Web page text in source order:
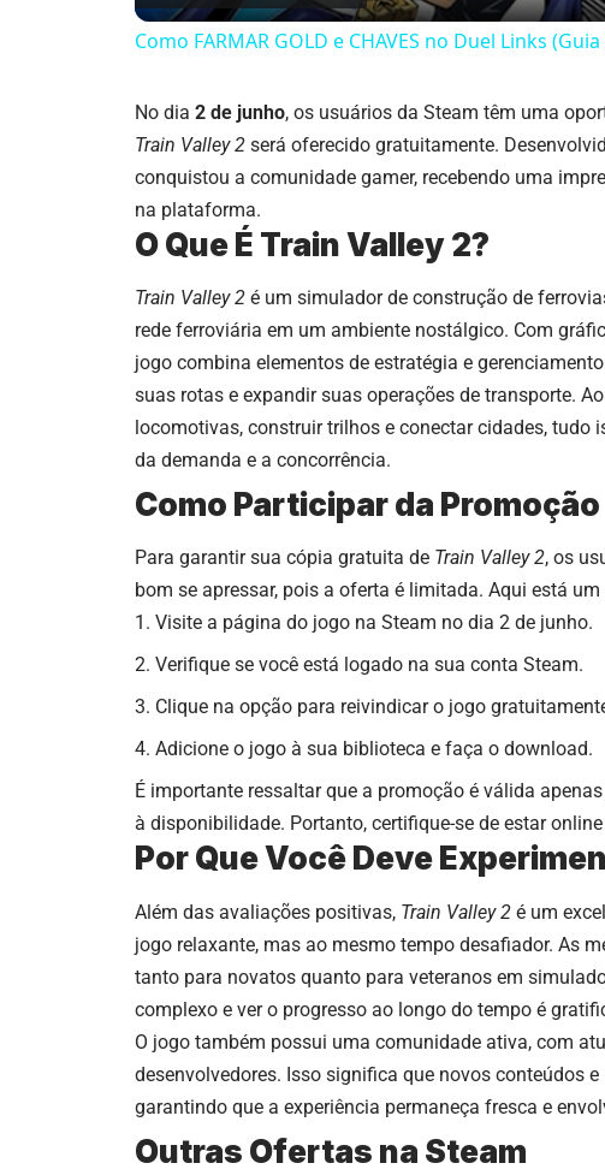
Como FARMAR GOLD e CHAVES no Duel Links
No dia 2 de junho, os usuários da Steam têm uma
Train Valley 2 será oferecido gratuitamente.
conquistou a comunidade gamer, recebendo uma
na plataforma.
O Que É Train Valley 2?
Train Valley 2 é um simulador de construção de
rede ferroviária em um ambiente nostálgico. Com
jogo combina elementos de estratégia e
suas rotas e expandir suas operações de transporte.
locomotivas, construir trilhos e conectar cidades,
da demanda e a concorrência.
Como Participar da Promoção
Para garantir sua cópia gratuita de Train Valley 2, os
bom se apressar, pois a oferta é limitada. Aqui está
Visite a página do jogo na Steam no dia 2 de junho.
Verifique se você está logado na sua conta Steam.
Clique na opção para reivindicar o jogo
Adicione o jogo à sua biblioteca e faça o download.
É importante ressaltar que a promoção é válida
à disponibilidade. Portanto, certifique-se de estar
Por Que Você Deve
Além das avaliações positivas, Train Valley 2 é um
jogo relaxante, mas ao mesmo tempo desafiador. As
tanto para novatos quanto para veteranos em
complexo e ver o progresso ao longo do tempo é
O jogo também possui uma comunidade ativa, com
desenvolvedores. Isso significa que novos conteúdos
garantindo que a experiência permaneça fresca e
Outras Ofertas na Steam